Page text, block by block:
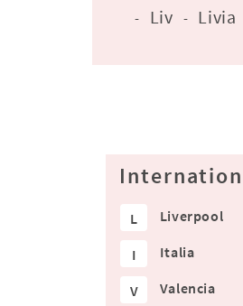
- Liv - Livia
L Liverpool
I Italia
V Valencia